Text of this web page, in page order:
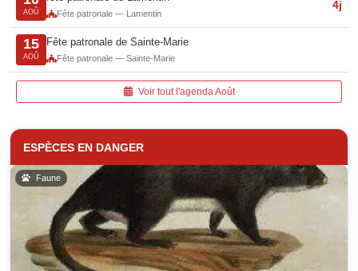
AOÛ Fête patronale — Lamentin
4j
15
AOÛ
Fête patronale de Sainte-Marie
Fête patronale — Sainte-Marie
Voir tout l'agenda Août
ESPÈCES EN DANGER
Faune